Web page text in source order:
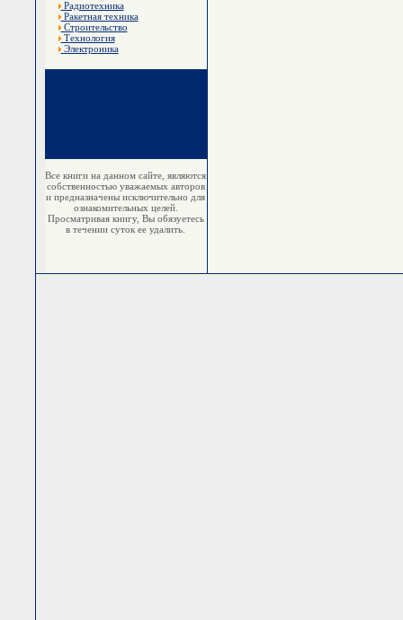
Радиотехника
Ракетная техника
Строительство
Технология
Электроника
Все книги на данном сайте, являются
собственностью уважаемых авторов
и предназначены исключительно для
ознакомительных целей.
Просматривая книгу, Вы обязуетесь
в течении суток ее удалить.